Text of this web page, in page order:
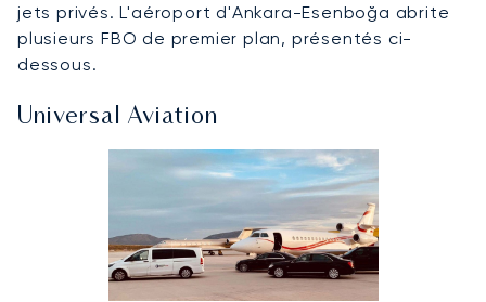
jets privés. L'aéroport d'Ankara-Esenboğa abrite
plusieurs FBO de premier plan, présentés ci-
dessous.
Universal Aviation